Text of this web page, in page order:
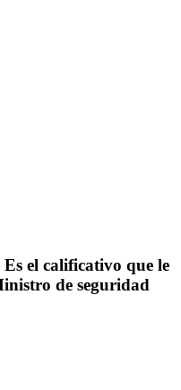
el calificativo que le
de seguridad